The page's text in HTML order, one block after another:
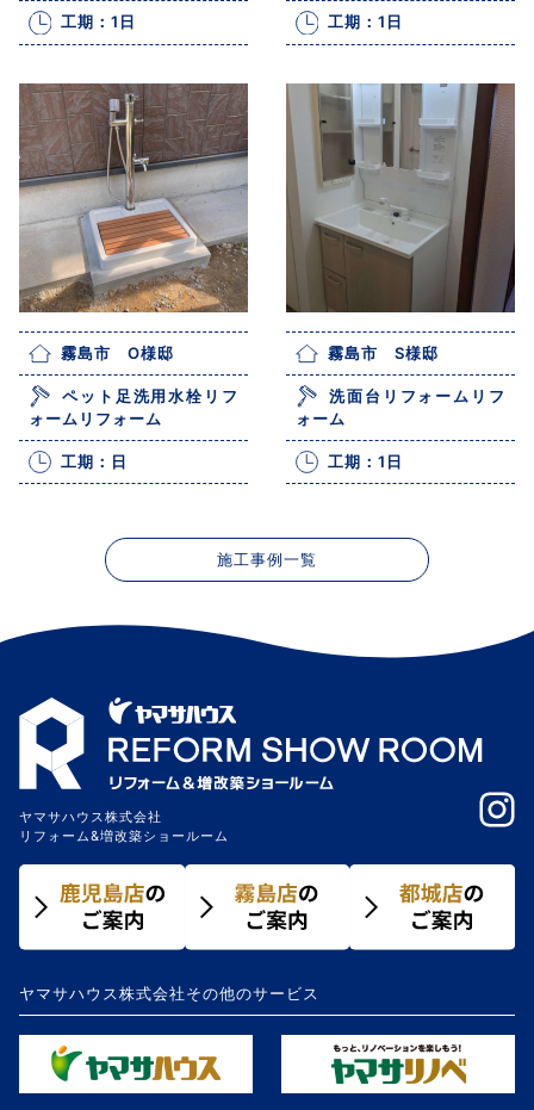
工期：1日 工期：1日
霧島市 O様邸
ペット足洗用水栓リフ
ォームリフォーム
工期：日
霧島市 S様邸
洗面台リフォームリフ
ォーム
工期：1日
施工事例一覧
ヤマサハウス株式会社
リフォーム&増改築ショールーム
ヤマサハウス株式会社その他のサービス